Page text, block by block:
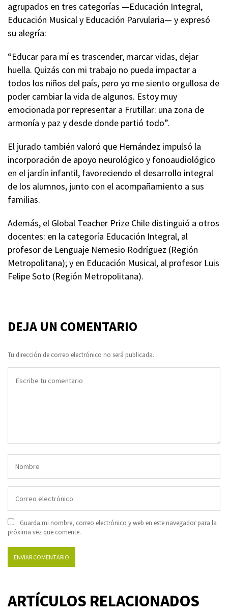
agrupados en tres categorías —Educación Integral,
Educación Musical y Educación Parvularia— y expresó
su alegría:
“Educar para mí es trascender, marcar vidas, dejar
huella. Quizás con mi trabajo no pueda impactar a
todos los niños del país, pero yo me siento orgullosa de
poder cambiar la vida de algunos. Estoy muy
emocionada por representar a Frutillar: una zona de
armonía y paz y desde donde partió todo”.
El jurado también valoró que Hernández impulsó la
incorporación de apoyo neurológico y fonoaudiológico
en el jardín infantil, favoreciendo el desarrollo integral
de los alumnos, junto con el acompañamiento a sus
familias.
Además, el Global Teacher Prize Chile distinguió a otros
docentes: en la categoría Educación Integral, al
profesor de Lenguaje Nemesio Rodríguez (Región
Metropolitana); y en Educación Musical, al profesor Luis
Felipe Soto (Región Metropolitana).
DEJA UN COMENTARIO
Tu dirección de correo electrónico no será publicada.
Guarda mi nombre, correo electrónico y web en este navegador para la
próxima vez que comente.
ARTÍCULOS RELACIONADOS